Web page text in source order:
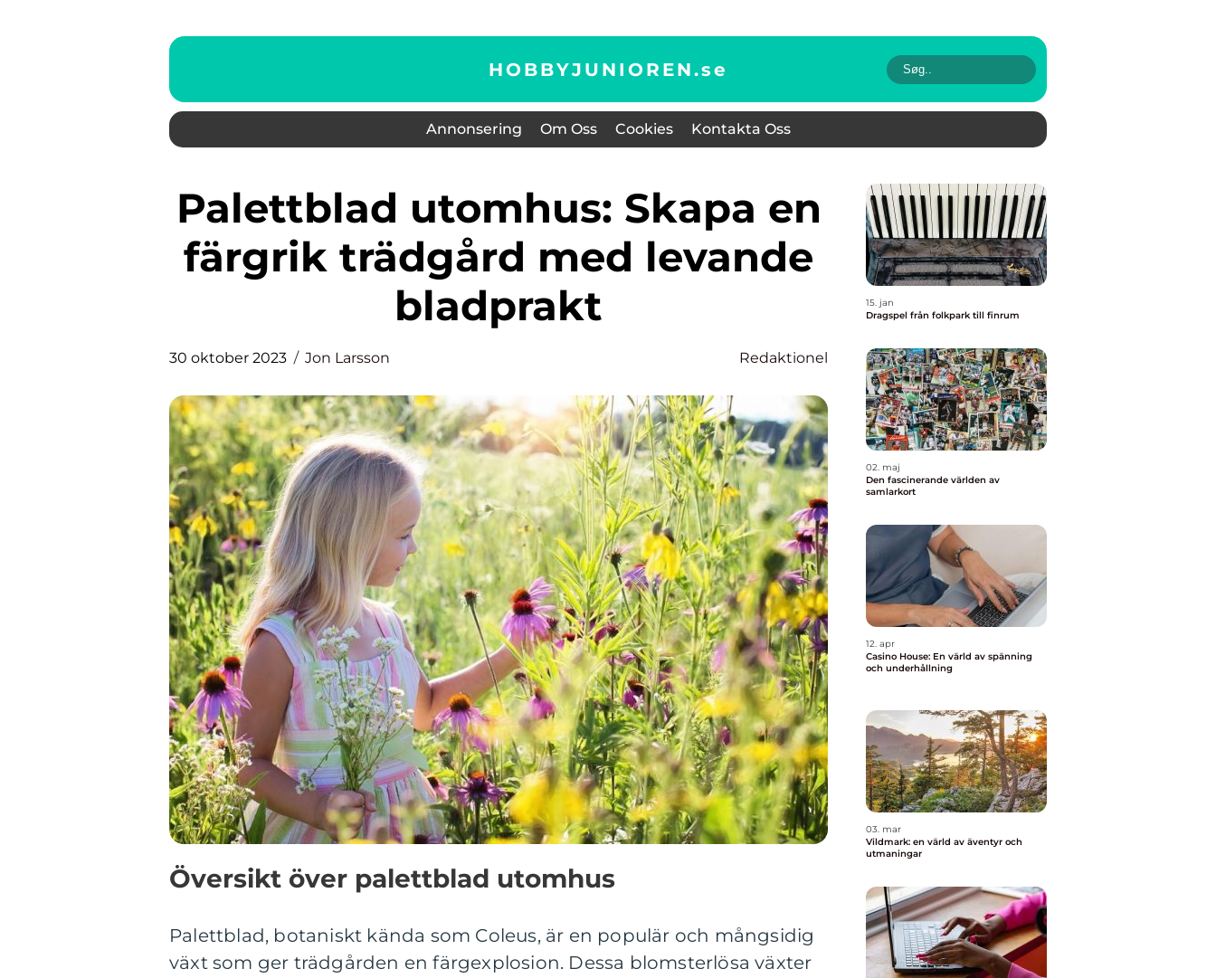
HOBBYJUNIOREN.se
Annonsering Om Oss Cookies Kontakta Oss
Palettblad utomhus: Skapa en
färgrik trädgård med levande
bladprakt
30 oktober 2023 Jon Larsson Redaktionel
Översikt över palettblad utomhus
Palettblad, botaniskt kända som Coleus, är en populär och mångsidig
växt som ger trädgården en färgexplosion. Dessa blomsterlösa växter
15. jan
Dragspel från folkpark till finrum
02. maj
Den fascinerande världen av
samlarkort
12. apr
Casino House: En värld av spänning
och underhållning
03. mar
Vildmark: en värld av äventyr och
utmaningar